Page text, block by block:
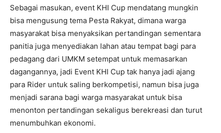
Sebagai masukan, event KHI Cup mendatang mungkin
bisa mengusung tema Pesta Rakyat, dimana warga
masyarakat bisa menyaksikan pertandingan sementara
panitia juga menyediakan lahan atau tempat bagi para
pedagang dari UMKM setempat untuk memasarkan
dagangannya, jadi Event KHI Cup tak hanya jadi ajang
para Rider untuk saling berkompetisi, namun bisa juga
menjadi sarana bagi warga masyarakat untuk bisa
menonton pertandingan sekaligus berekreasi dan turut
menumbuhkan ekonomi.